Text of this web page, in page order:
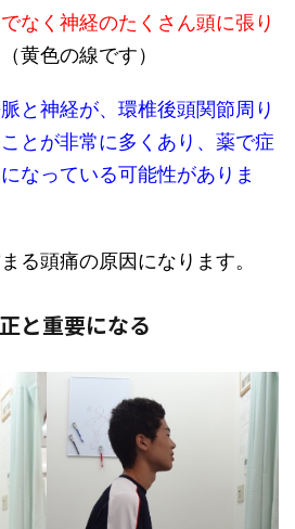
なく神経のたくさん頭に張り
（黄色の線です）
と神経が、環椎後頭関節周り
とが非常に多くあり、薬で症
なっている可能性がありま
る頭痛の原因になります。
と重要になる